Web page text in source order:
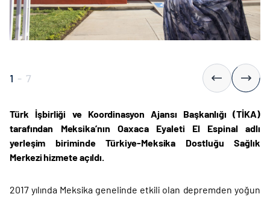
1 - 7
Türk İşbirliği ve Koordinasyon Ajansı Başkanlığı (TİKA)
tarafından Meksika’nın Oaxaca Eyaleti El Espinal adlı
yerleşim biriminde Türkiye-Meksika Dostluğu Sağlık
Merkezi hizmete açıldı.
2017 yılında Meksika genelinde etkili olan depremden yoğun